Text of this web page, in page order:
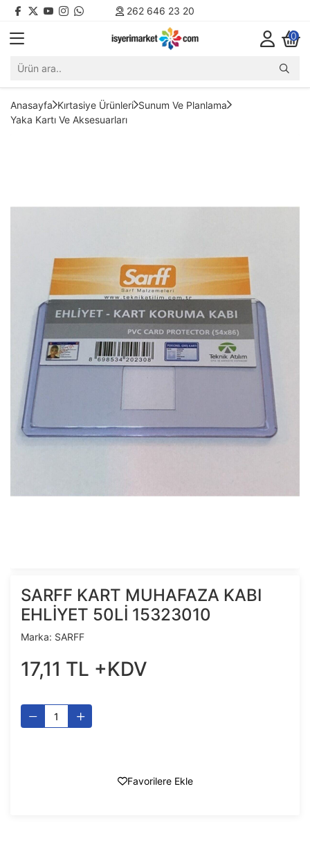
262 646 23 20
0
Anasayfa Kırtasiye Ürünleri Sunum Ve Planlama
Yaka Kartı Ve Aksesuarları
SARFF KART MUHAFAZA KABI
EHLİYET 50Lİ 15323010
Marka: SARFF
17,11 TL +KDV
Favorilere Ekle